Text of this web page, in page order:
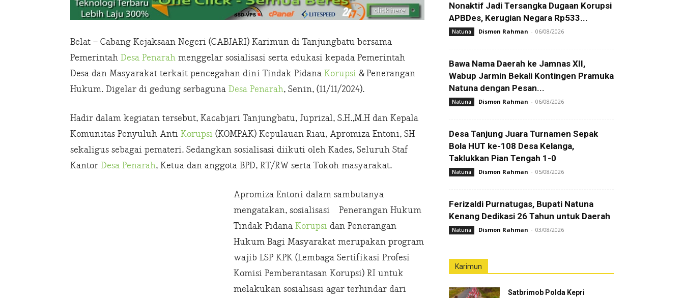
Belat – Cabang Kejaksaan Negeri (CABJARI) Karimun di Tanjungbatu bersama
Pemerintah Desa Penarah menggelar sosialisasi serta edukasi kepada Pemerintah
Desa dan Masyarakat terkait pencegahan dini Tindak Pidana Korupsi & Penerangan
Hukum. Digelar di gedung serbaguna Desa Penarah, Senin, (11/11/2024).
Hadir dalam kegiatan tersebut, Kacabjari Tanjungbatu, Juprizal, S.H.,M.H dan Kepala
Komunitas Penyuluh Anti Korupsi (KOMPAK) Kepulauan Riau, Apromiza Entoni, SH
sekaligus sebagai pemateri. Sedangkan sosialisasi diikuti oleh Kades, Seluruh Staf
Kantor Desa Penarah, Ketua dan anggota BPD, RT/RW serta Tokoh masyarakat.
Apromiza Entoni dalam sambutanya
mengatakan, sosialisasi Penerangan Hukum
Tindak Pidana Korupsi dan Penerangan
Hukum Bagi Masyarakat merupakan program
wajib LSP KPK (Lembaga Sertifikasi Profesi
Komisi Pemberantasan Korupsi) RI untuk
melakukan sosialisasi agar terhindar dari
Nonaktif Jadi Tersangka Dugaan Korupsi
APBDes, Kerugian Negara Rp533...
Natuna Dismon Rahman - 06/08/2026
Bawa Nama Daerah ke Jamnas XII,
Wabup Jarmin Bekali Kontingen Pramuka
Natuna dengan Pesan...
Natuna Dismon Rahman - 06/08/2026
Desa Tanjung Juara Turnamen Sepak
Bola HUT ke-108 Desa Kelanga,
Taklukkan Pian Tengah 1-0
Natuna Dismon Rahman - 05/08/2026
Ferizaldi Purnatugas, Bupati Natuna
Kenang Dedikasi 26 Tahun untuk Daerah
Natuna Dismon Rahman - 03/08/2026
Karimun
Satbrimob Polda Kepri